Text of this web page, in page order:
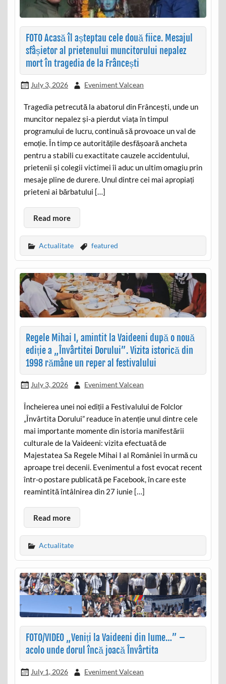
FOTO Acasă îl așteptau cele două fiice. Mesajul
sfâșietor al prietenului muncitorului nepalez
mort în tragedia de la Frâncești
July 3, 2026 Eveniment Valcean
Tragedia petrecută la abatorul din Frâncești, unde un
muncitor nepalez și-a pierdut viața în timpul
programului de lucru, continuă să provoace un val de
emoție. În timp ce autoritățile desfășoară ancheta
pentru a stabili cu exactitate cauzele accidentului,
prietenii și colegii victimei îi aduc un ultim omagiu prin
mesaje pline de durere. Unul dintre cei mai apropiați
prieteni ai bărbatului […]
Read more
Actualitate featured
Regele Mihai I, amintit la Vaideeni după o nouă
ediție a „Învârtitei Dorului”. Vizita istorică din
1998 rămâne un reper al festivalului
July 3, 2026 Eveniment Valcean
Încheierea unei noi ediții a Festivalului de Folclor
„Învârtita Dorului” readuce în atenție unul dintre cele
mai importante momente din istoria manifestării
culturale de la Vaideeni: vizita efectuată de
Majestatea Sa Regele Mihai I al României în urmă cu
aproape trei decenii. Evenimentul a fost evocat recent
într-o postare publicată pe Facebook, în care este
reamintită întâlnirea din 27 iunie […]
Read more
Actualitate
FOTO/VIDEO „Veniți la Vaideeni din lume…” –
acolo unde dorul încă joacă Învârtita
July 1, 2026 Eveniment Valcean